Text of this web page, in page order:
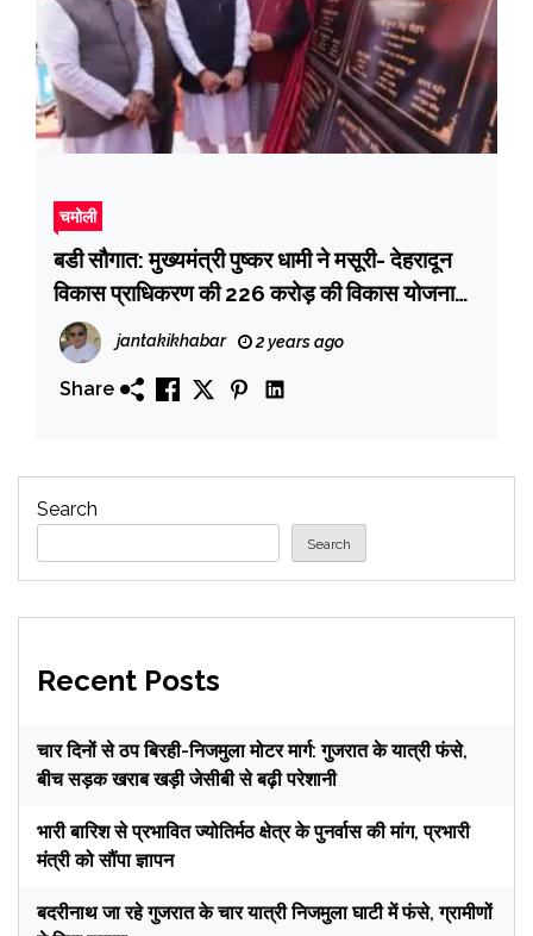
चमोली
बडी सौगात: मुख्यमंत्री पुष्कर धामी ने मसूरी- देहरादून
विकास प्राधिकरण की 226 करोड़ की विकास योजनाओं
का किया लोकार्पण एवं शिलान्यास
jantakikhabar 2 years ago
Share
Search
Search
Recent Posts
चार दिनों से ठप बिरही-निजमुला मोटर मार्ग: गुजरात के यात्री फंसे,
बीच सड़क खराब खड़ी जेसीबी से बढ़ी परेशानी
भारी बारिश से प्रभावित ज्योतिर्मठ क्षेत्र के पुनर्वास की मांग, प्रभारी
मंत्री को सौंपा ज्ञापन
बदरीनाथ जा रहे गुजरात के चार यात्री निजमुला घाटी में फंसे, ग्रामीणों